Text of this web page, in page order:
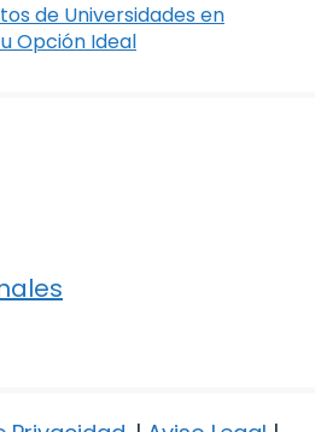
de Universidades en
Opción Ideal